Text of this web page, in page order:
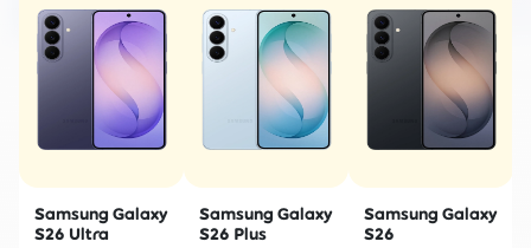
Samsung Galaxy
S26 Ultra
Samsung Galaxy
S26 Plus
Samsung Galaxy
S26